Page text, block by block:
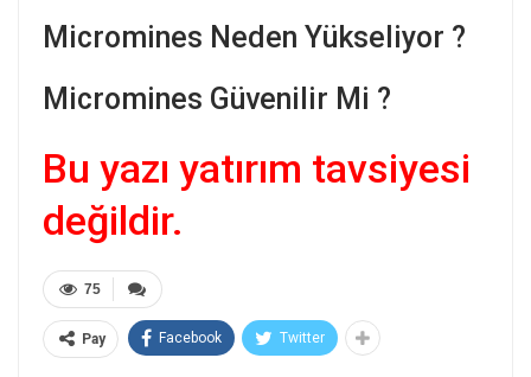
Micromines Neden Yükseliyor ?
Micromines Güvenilir Mi ?
Bu yazı yatırım tavsiyesi
değildir.
75
Pay Facebook Twitter